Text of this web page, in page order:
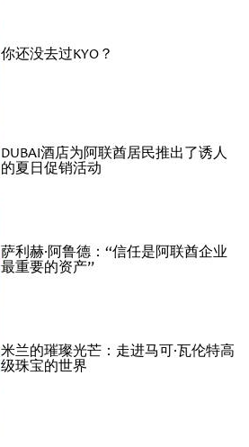
你还没去过KYO？
DUBAI酒店为阿联酋居民推出了诱人
的夏日促销活动
萨利赫·阿鲁德：“信任是阿联酋企业
最重要的资产”
米兰的璀璨光芒：走进马可·瓦伦特高
级珠宝的世界